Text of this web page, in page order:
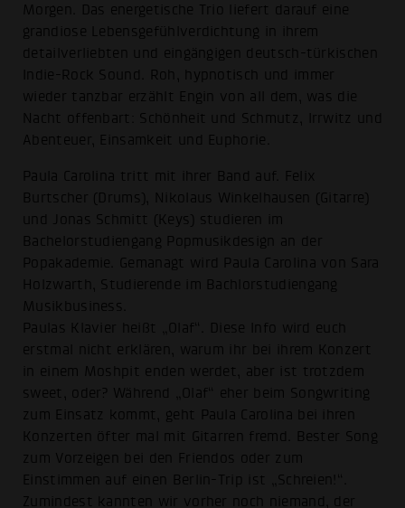
Morgen. Das energetische Trio liefert darauf eine
grandiose Lebensgefühlverdichtung in ihrem
detailverliebten und eingängigen deutsch-türkischen
Indie-Rock Sound. Roh, hypnotisch und immer
wieder tanzbar erzählt Engin von all dem, was die
Nacht offenbart: Schönheit und Schmutz, Irrwitz und
Abenteuer, Einsamkeit und Euphorie.
Paula Carolina tritt mit ihrer Band auf. Felix
Burtscher (Drums), Nikolaus Winkelhausen (Gitarre)
und Jonas Schmitt (Keys) studieren im
Bachelorstudiengang Popmusikdesign an der
Popakademie. Gemanagt wird Paula Carolina von Sara
Holzwarth, Studierende im Bachlorstudiengang
Musikbusiness.
Paulas Klavier heißt „Olaf“. Diese Info wird euch
erstmal nicht erklären, warum ihr bei ihrem Konzert
in einem Moshpit enden werdet, aber ist trotzdem
sweet, oder? Während „Olaf“ eher beim Songwriting
zum Einsatz kommt, geht Paula Carolina bei ihren
Konzerten öfter mal mit Gitarren fremd. Bester Song
zum Vorzeigen bei den Friendos oder zum
Einstimmen auf einen Berlin-Trip ist „Schreien!“.
Zumindest kannten wir vorher noch niemand, der